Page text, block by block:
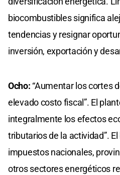
biocombustibles significa
tendencias y resignar
inversión, exportación y
Ocho: “Aumentar los cortes
elevado costo fiscal”. El
integralmente los efectos
tributarios de la actividad”.
impuestos nacionales,
otros sectores energéticos